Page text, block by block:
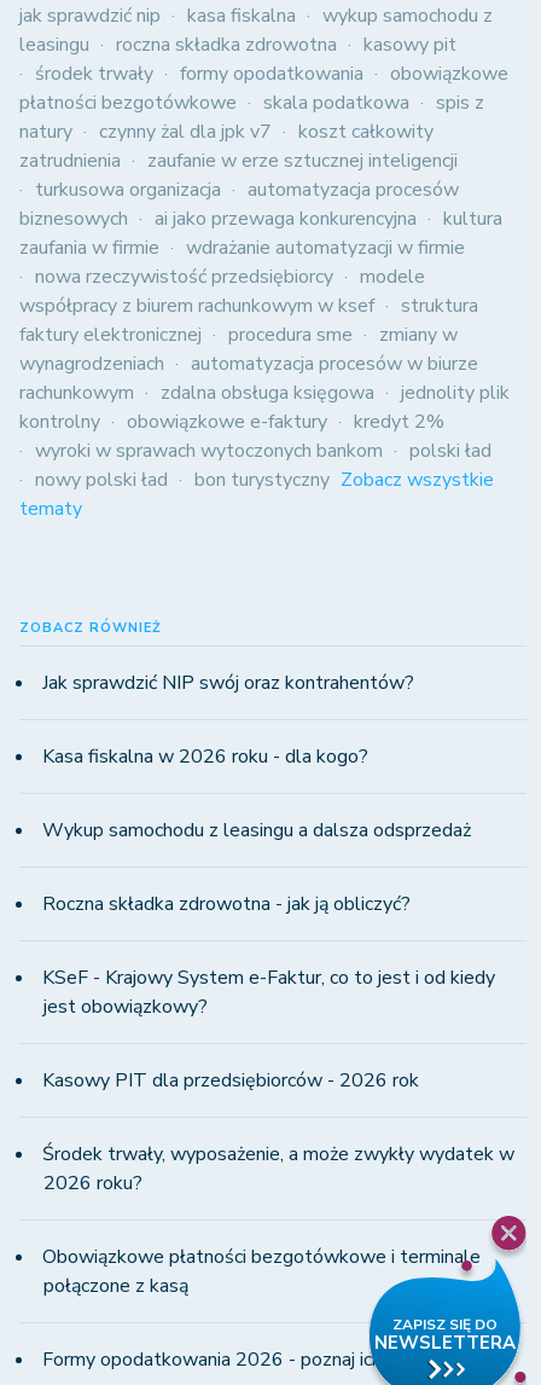
jak sprawdzić nip kasa fiskalna
wykup samochodu z
leasingu
roczna składka zdrowotna
kasowy pit
środek trwały
formy opodatkowania
obowiązkowe
płatności bezgotówkowe
skala podatkowa
spis z
natury
czynny żal dla jpk v7
koszt całkowity
zatrudnienia
zaufanie w erze sztucznej inteligencji
turkusowa organizacja
automatyzacja procesów
biznesowych
ai jako przewaga konkurencyjna
kultura
zaufania w firmie
wdrażanie automatyzacji w firmie
nowa rzeczywistość przedsiębiorcy
modele
współpracy z biurem rachunkowym w ksef
struktura
faktury elektronicznej
procedura sme
zmiany w
wynagrodzeniach
automatyzacja procesów w biurze
rachunkowym
zdalna obsługa księgowa
jednolity plik
kontrolny
obowiązkowe e-faktury
kredyt 2%
wyroki w sprawach wytoczonych bankom
polski ład
nowy polski ład
bon turystyczny Zobacz wszystkie
tematy
ZOBACZ RÓWNIEŻ
Jak sprawdzić NIP swój oraz kontrahentów?
Kasa fiskalna w 2026 roku - dla kogo?
Wykup samochodu z leasingu a dalsza odsprzedaż
Roczna składka zdrowotna - jak ją obliczyć?
KSeF - Krajowy System e-Faktur, co to jest i od kiedy
jest obowiązkowy?
Kasowy PIT dla przedsiębiorców - 2026 rok
Środek trwały, wyposażenie, a może zwykły wydatek w
2026 roku?
Obowiązkowe płatności bezgotówkowe i terminale
połączone z kasą
Formy opodatkowania 2026 - poznaj ich wady i zalety!